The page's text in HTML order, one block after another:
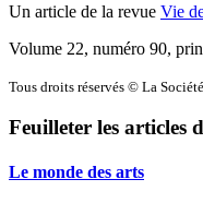
Un article de la revue Vie
Volume 22, numéro 90,
Tous droits réservés © La
Feuilleter les articles
Le monde des arts